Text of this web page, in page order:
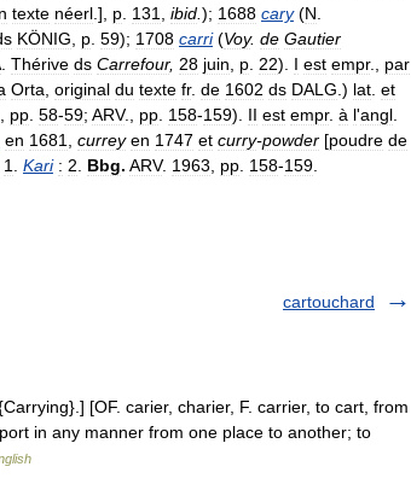
texte néerl .], p 131 ibid ); 1688 cary(N
KÖNIG p 59); 1708 carri(Voy. de Gautier
Thérive ds Carrefour, 28 juin p 22). I est empr., par
Orta original du texte fr. de 1602 ds DALG .) lat et
pp 58-59; ARV., pp 158-159). II est empr. à l'angl
en 1681 currey en 1747 et curry-powder [poudre de
1 Kari : 2 Bbg. ARV. 1963 pp 158-159
cartouchard
[OF. carier, charier, F. carrier, to cart, from
in any manner from one place to another; to